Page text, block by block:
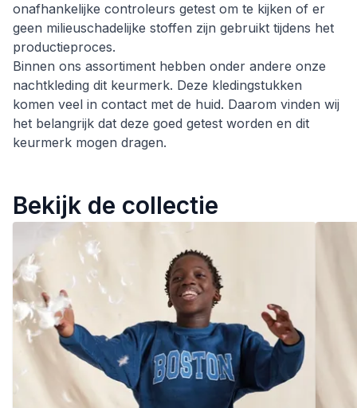
onafhankelijke controleurs getest om te kijken of er
geen milieuschadelijke stoffen zijn gebruikt tijdens het
productieproces.
Binnen ons assortiment hebben onder andere onze
nachtkleding dit keurmerk. Deze kledingstukken
komen veel in contact met de huid. Daarom vinden wij
het belangrijk dat deze goed getest worden en dit
keurmerk mogen dragen.
Bekijk de collectie